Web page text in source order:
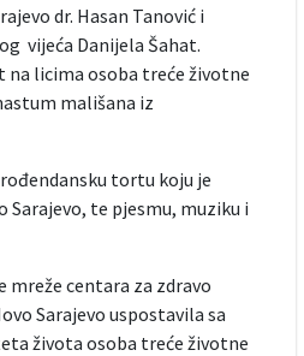
dr. Hasan Tanović i
vijeća Danijela Šahat.
na licima osoba treće životne
mališana iz
tortu koju je
Sarajevo, te pjesmu, muziku i
mreže centara za zdravo
Sarajevo uspostavila sa
života osoba treće životne